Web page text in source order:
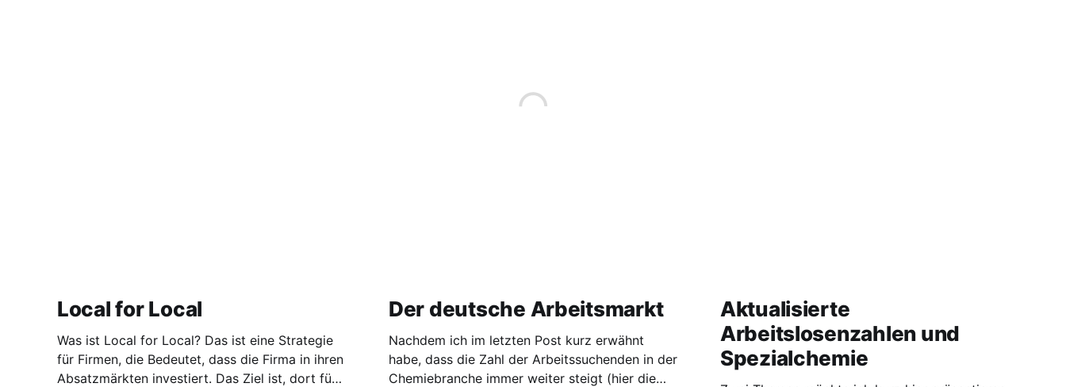
Local for Local
Was ist Local for Local? Das ist eine Strategie
für Firmen, die Bedeutet, dass die Firma in ihren
Absatzmärkten investiert. Das Ziel ist, dort für
Der deutsche Arbeitsmarkt
Nachdem ich im letzten Post kurz erwähnt
habe, dass die Zahl der Arbeitssuchenden in der
Chemiebranche immer weiter steigt (hier die
Aktualisierte
Arbeitslosenzahlen und
Spezialchemie